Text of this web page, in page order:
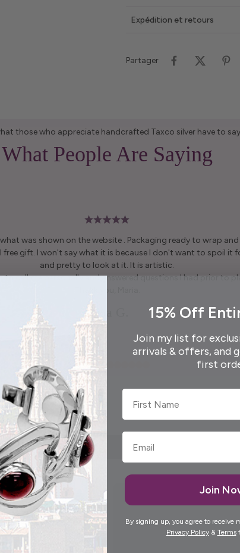
Expédition et retours
Partager
those who appreciate handcrafted Taxco silver have to say
What People Are Saying
was shown on the website . Packaging ready to wrap
free gift. I won't say what it is because I don't want to spoil it
and pretty to look at it. It is artistic.
to call me personally and answered questions I had prior to
Elida G. 15% Off
Join my list for
arrivals & offers, and
first
First Name
Join
By signing up, you agree to receive
Privacy Policy& Terms